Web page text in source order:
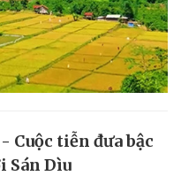
Cuộc tiễn đưa bậc
Sán Dìu